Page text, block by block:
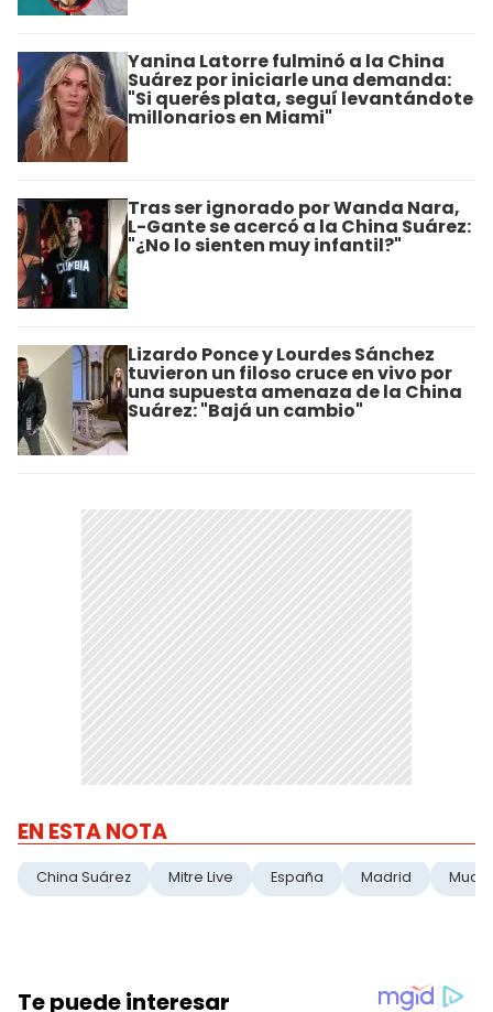
Yanina Latorre fulminó a la China
Suárez por iniciarle una demanda:
"Si querés plata, seguí levantándote
millonarios en Miami"
Tras ser ignorado por Wanda Nara,
L-Gante se acercó a la China Suárez:
"¿No lo sienten muy infantil?"
Lizardo Ponce y Lourdes Sánchez
tuvieron un filoso cruce en vivo por
una supuesta amenaza de la China
Suárez: "Bajá un cambio"
EN ESTA NOTA
China Suárez Mitre Live España Madrid